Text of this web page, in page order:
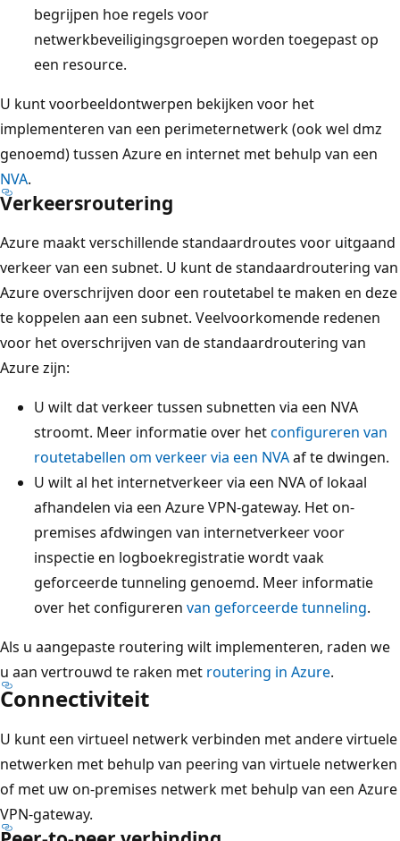
begrijpen hoe regels voor
netwerkbeveiligingsgroepen worden toegepast op
een resource.
U kunt voorbeeldontwerpen bekijken voor het
implementeren van een perimeternetwerk (ook wel dmz
genoemd) tussen Azure en internet met behulp van een
NVA.
Verkeersroutering
Azure maakt verschillende standaardroutes voor uitgaand
verkeer van een subnet. U kunt de standaardroutering van
Azure overschrijven door een routetabel te maken en deze
te koppelen aan een subnet. Veelvoorkomende redenen
voor het overschrijven van de standaardroutering van
Azure zijn:
U wilt dat verkeer tussen subnetten via een NVA
stroomt. Meer informatie over hetconfigureren van
routetabellen om verkeer via een NVAaf te dwingen.
U wilt al het internetverkeer via een NVA of lokaal
afhandelen via een Azure VPN-gateway. Het on-
premises afdwingen van internetverkeer voor
inspectie en logboekregistratie wordt vaak
geforceerde tunneling genoemd. Meer informatie
over het configureren van geforceerde tunneling.
Als u aangepaste routering wilt implementeren, raden we
u aan vertrouwd te raken met routering in Azure.
Connectiviteit
U kunt een virtueel netwerk verbinden met andere virtuele
netwerken met behulp van peering van virtuele netwerken
of met uw on-premises netwerk met behulp van een Azure
VPN-gateway.